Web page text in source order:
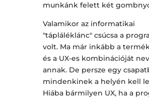
munkánk felett két
Valamikor az informatikai
"tápláléklánc" csúcsa a
volt. Ma már inkább a
és a UX-es kombinációját
annak. De persze egy
mindenkinek a helyén kell
Hiába bármilyen UX, ha a